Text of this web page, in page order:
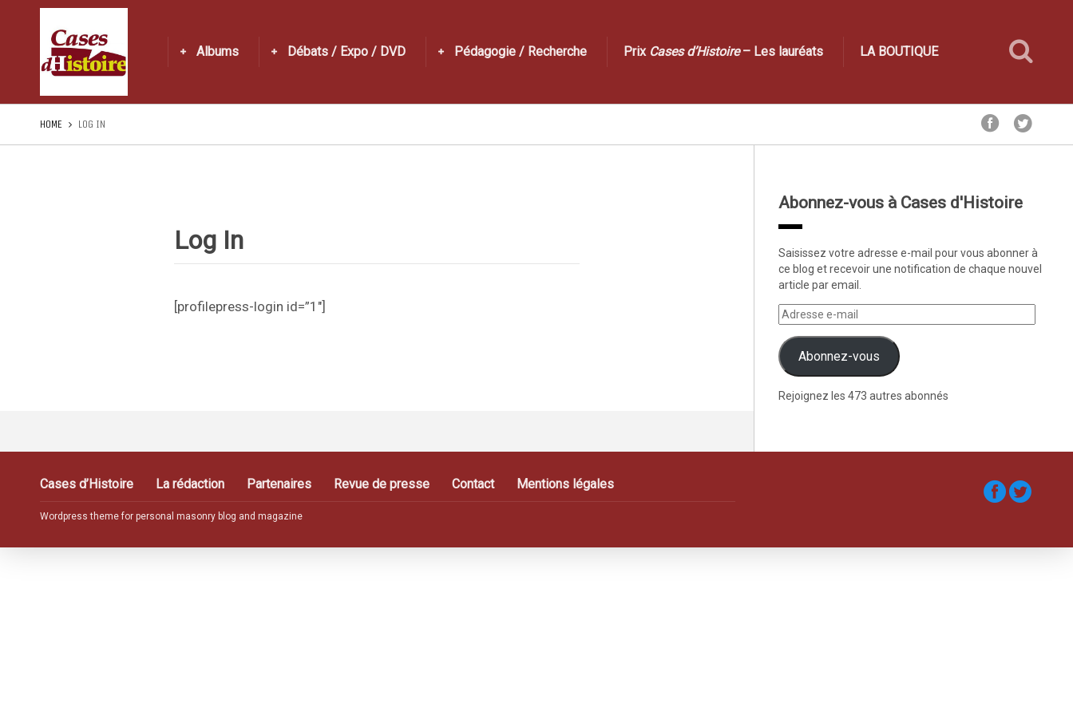
Albums Débats / Expo / DVD Pédagogie / Recherche Prix Cases d’Histoire– Les lauréats LA BOUTIQUE
HOME LOG IN
Log In
[profilepress-login id=”1″]
Abonnez-vous à Cases d'Histoire
Saisissez votre adresse e-mail pour vous abonner à
ce blog et recevoir une notification de chaque nouvel
article par email.
Abonnez-vous
Rejoignez les 473 autres abonnés
Cases d’Histoire La rédaction Partenaires Revue de presse Contact Mentions légales
Wordpress theme for personal masonry blog and magazine